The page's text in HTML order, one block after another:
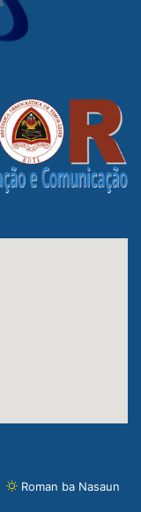
Roman ba Nasaun